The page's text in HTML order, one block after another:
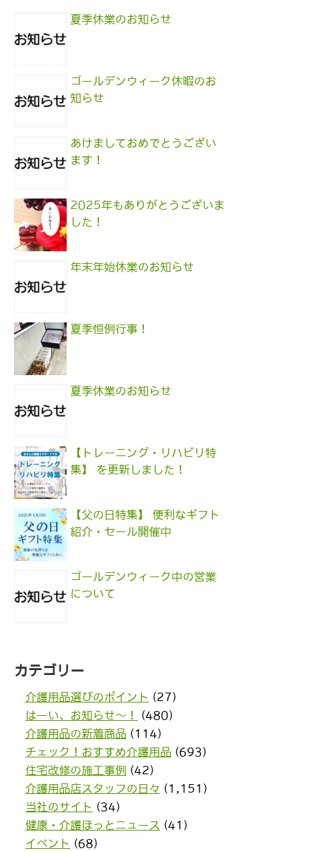
夏季休業のお知らせ
ゴールデンウィーク休暇のお
知らせ
あけましておめでとうござい
ます！
2025年もありがとうございま
した！
年末年始休業のお知らせ
夏季恒例行事！
夏季休業のお知らせ
【トレーニング・リハビリ特
集】 を更新しました！
【父の日特集】 便利なギフト
紹介・セール開催中
ゴールデンウィーク中の営業
について
カテゴリー
介護用品選びのポイント (27)
はーい、お知らせ〜！
(480)
介護用品の新着商品 (114)
チェック！おすすめ介護用品 (693)
住宅改修の施工事例 (42)
介護用品店スタッフの日々 (1,151)
当社のサイト (34)
健康・介護ほっとニュース (41)
イベント (68)